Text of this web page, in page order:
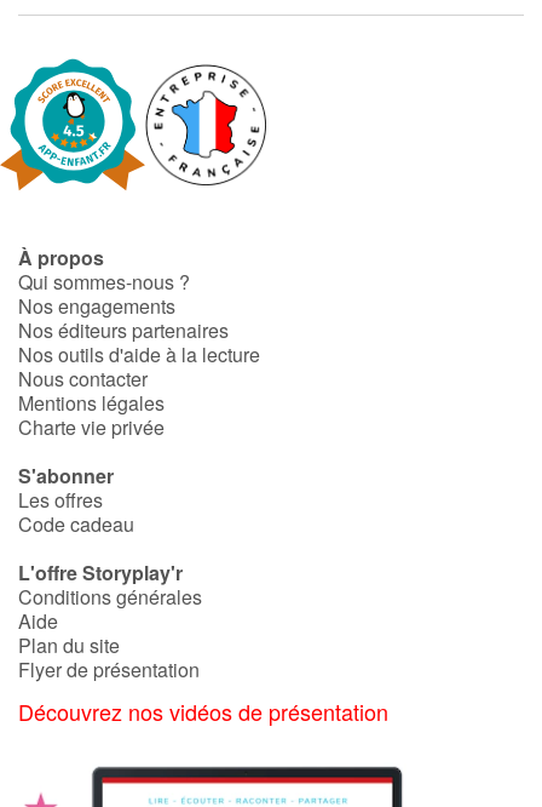
Documentaires
En famille
Quotidien et loisirs
À l'école
Fêtes et évènements
Amour et amitié
Sujets de société
Émotions et sentiments
Formats et illustrations
Catalogue anglais
Contraste +
À propos
Qui sommes-nous ?
Nos engagements
Nos éditeurs partenaires
Nos outils d'aide à la lecture
Nous contacter
Mentions légales
Charte vie privée
S'abonner
Les offres
Code cadeau
L'offre Storyplay'r
Conditions générales
Aide
Plan du site
Flyer de présentation
Découvrez nos vidéos de présentation